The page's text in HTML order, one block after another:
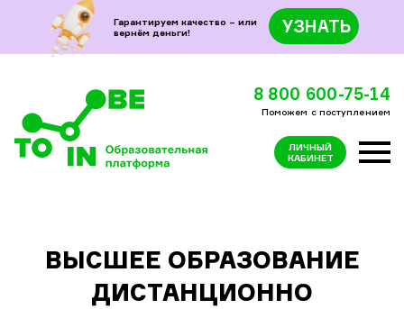
Гарантируем качество – или
вернём деньги!
УЗНАТЬ
8 800 600-75-14
Поможем с поступлением
ЛИЧНЫЙ
КАБИНЕТ
8 800 600-75-14
ВЫСШЕЕ ОБРАЗОВАНИЕ
ДИСТАНЦИОННО